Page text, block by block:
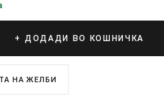
+ ДОДАДИ ВО КОШНИЧКА
НА ЖЕЛБИ